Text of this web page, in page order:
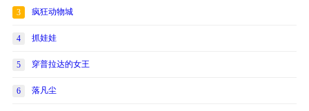
3 疯狂动物城
4 抓娃娃
5 穿普拉达的女王
6 落凡尘